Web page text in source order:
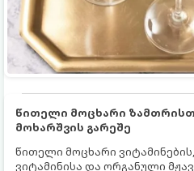
წითელი მოცხარი
მოხარშვის გარეშე
წითელი მოცხარი
ვიტამინისა და ორგანული